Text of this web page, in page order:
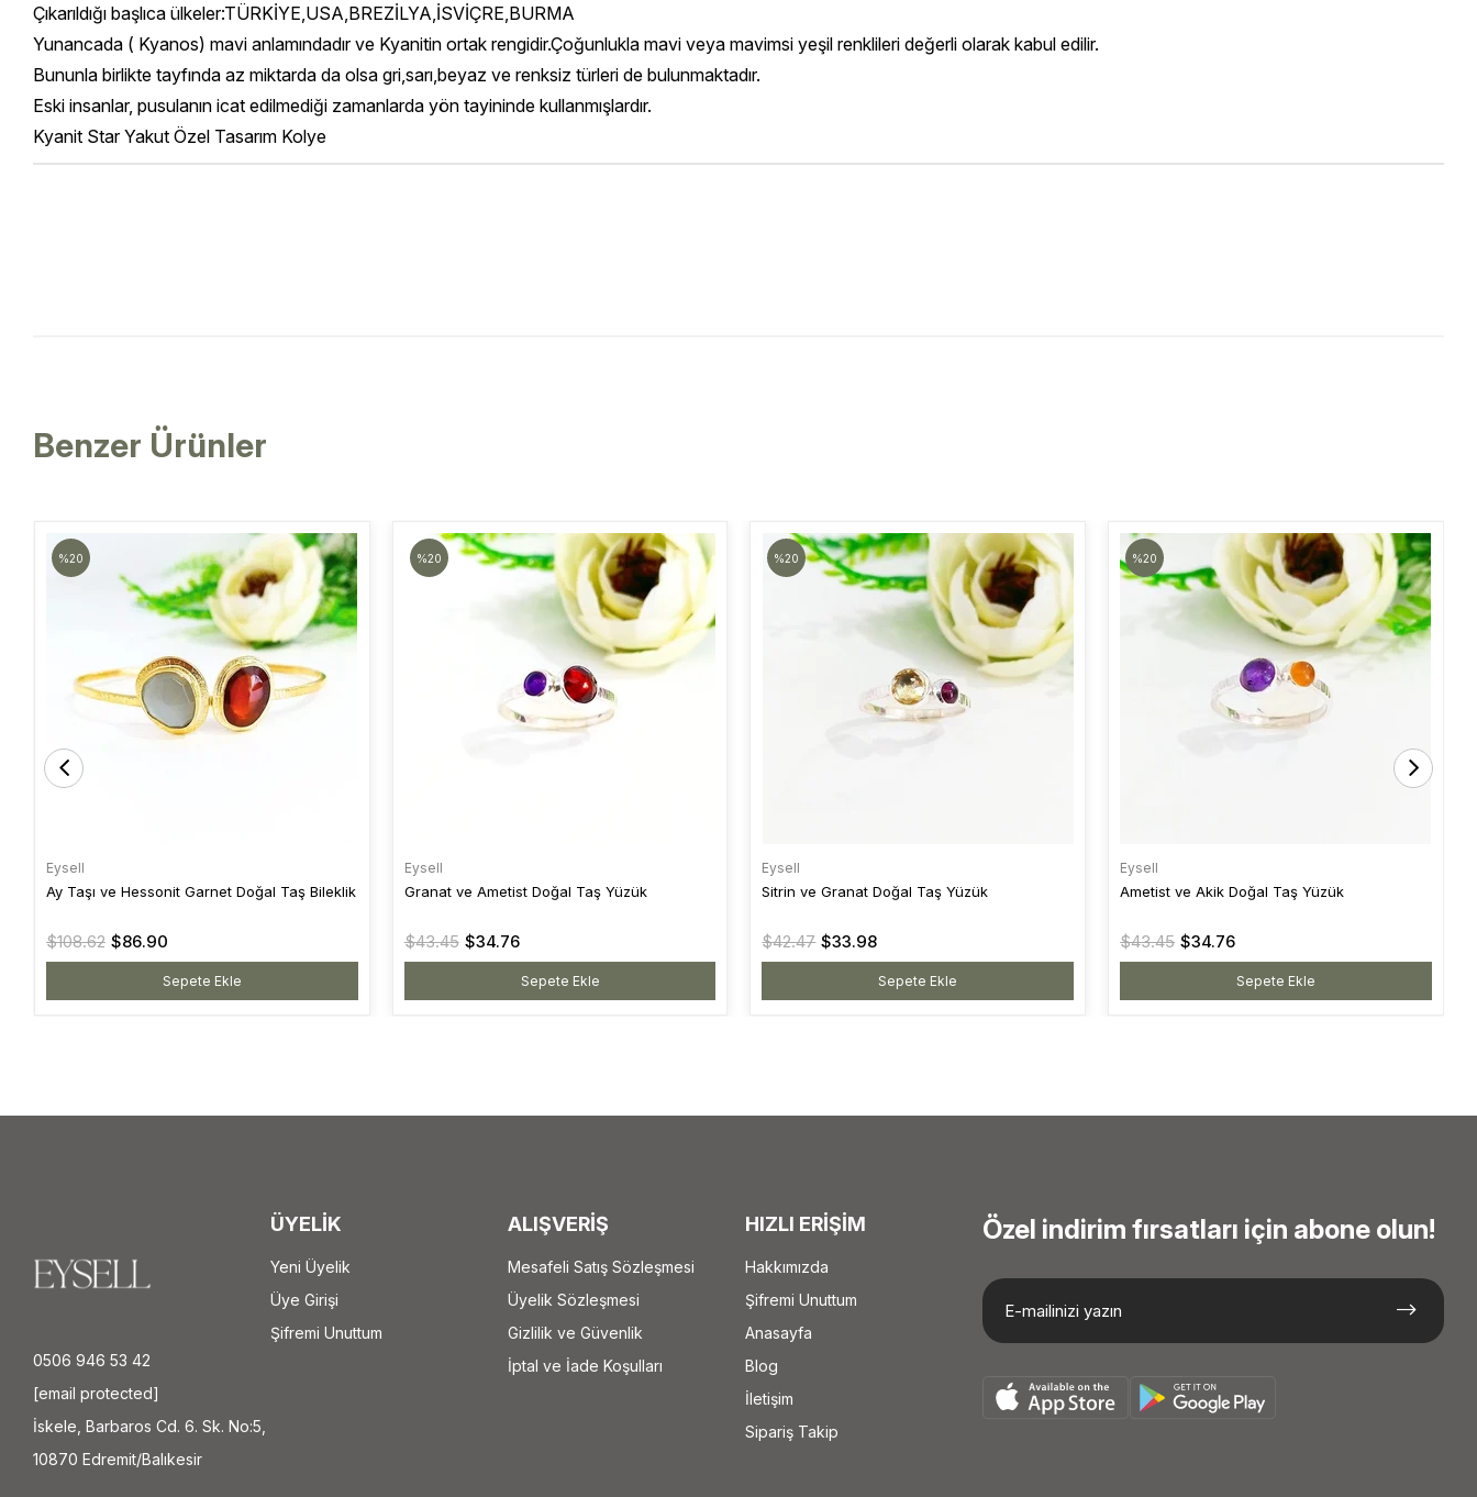
Çıkarıldığı başlıca ülkeler:TÜRKİYE,USA,BREZİLYA,İSVİÇRE,BURMA
Yunancada ( Kyanos) mavi anlamındadır ve Kyanitin ortak rengidir.Çoğunlukla mavi veya mavimsi yeşil renklileri değerli olarak kabul edilir.
Bununla birlikte tayfında az miktarda da olsa gri,sarı,beyaz ve renksiz türleri de bulunmaktadır.
Eski insanlar, pusulanın icat edilmediği zamanlarda yön tayininde kullanmışlardır.
Kyanit Star Yakut Özel Tasarım Kolye
Benzer Ürünler
Eysell
Ay Taşı ve Hessonit Garnet Doğal Taş Bileklik
$86.90
$108.62
Sepete Ekle
%20
Eysell
Granat ve Ametist Doğal Taş Yüzük
$34.76
$43.45
Sepete Ekle
%20
Eysell
Sitrin ve Granat Doğal Taş Yüzük
$33.98
$42.47
Sepete Ekle
%20
Eysell
Ametist ve Akik Doğal Taş Yüzük
$34.76
$43.45
Sepete Ekle
%20
0506 946 53 42
[email protected]
İskele, Barbaros Cd. 6. Sk. No:5,
10870 Edremit/Balıkesir
ÜYELİK
Yeni Üyelik
Üye Girişi
Şifremi Unuttum
ALIŞVERİŞ
Mesafeli Satış Sözleşmesi
Üyelik Sözleşmesi
Gizlilik ve Güvenlik
İptal ve İade Koşulları
HIZLI ERİŞİM
Hakkımızda
Şifremi Unuttum
Anasayfa
Blog
İletişim
Sipariş Takip
Özel indirim fırsatları için abone olun!